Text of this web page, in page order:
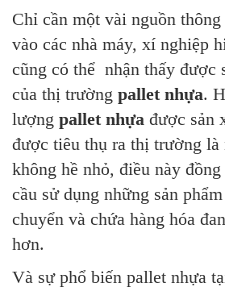
Chỉ cần một vài nguồn
vào các nhà máy, xí nghiệp
cũng có thể nhận thấy được
của thị trường pallet nhựa.
lượng pallet nhựa được sản
được tiêu thụ ra thị trường là
không hề nhỏ, điều này
cầu sử dụng những sản
chuyển và chứa hàng hóa
hơn.
Và sự phổ biến pallet nhựa